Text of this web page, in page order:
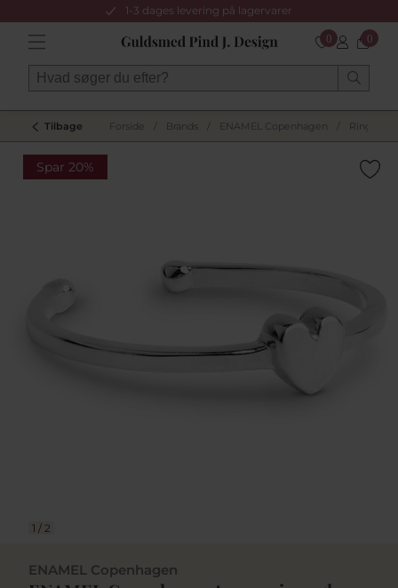
1-3 dages levering på lagervarer
0 0
Tilbage Forside Brands ENAMEL Copenhagen Ringe
Spar 20%
1 / 2
ENAMEL Copenhagen